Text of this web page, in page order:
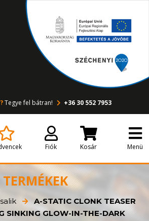
Tegye fel bátran! +36 30 552 7953
Fiók Kosár Menü
TERMÉKEK
A-STATIC CLONK TEASER
SINKING GLOW-IN-THE-DARK